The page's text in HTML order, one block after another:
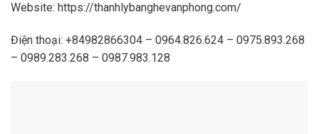
Website: https://thanhlybanghevanphong.com/
Điện thoại: +84982866304 – 0964.826.624 – 0975.893.268
– 0989.283.268 – 0987.983.128